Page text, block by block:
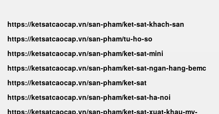
https://ketsatcaocap.vn/san-pham/ket-sat-khach-san
https://ketsatcaocap.vn/san-pham/tu-ho-so
https://ketsatcaocap.vn/san-pham/ket-sat-mini
https://ketsatcaocap.vn/san-pham/ket-sat-ngan-hang-bemc
https://ketsatcaocap.vn/san-pham/ket-sat
https://ketsatcaocap.vn/san-pham/ket-sat-ha-noi
https://ketsatcaocap.vn/san-pham/ket-sat-xuat-khau-my-